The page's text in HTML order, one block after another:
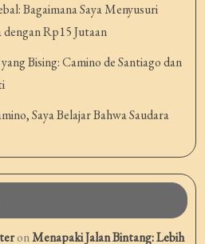
Bagaimana Saya Menyusuri
Rp15 Jutaan
Bising: Camino de Santiago dan
Saya Belajar Bahwa Saudara
onMenapaki Jalan Bintang: Lebih